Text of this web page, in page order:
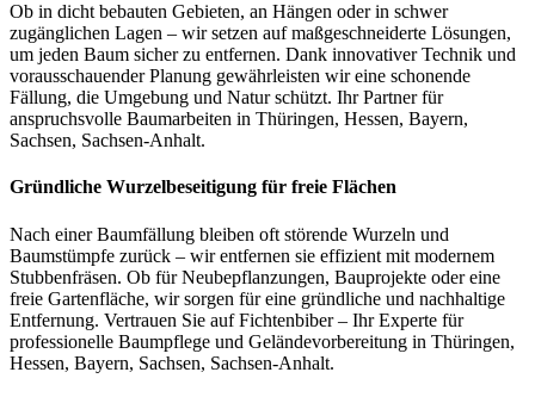
Ob in dicht bebauten Gebieten, an Hängen oder in schwer
zugänglichen Lagen – wir setzen auf maßgeschneiderte Lösungen,
um jeden Baum sicher zu entfernen. Dank innovativer Technik und
vorausschauender Planung gewährleisten wir eine schonende
Fällung, die Umgebung und Natur schützt. Ihr Partner für
anspruchsvolle Baumarbeiten in Thüringen, Hessen, Bayern,
Sachsen, Sachsen-Anhalt.
Gründliche Wurzelbeseitigung für freie Flächen
Nach einer Baumfällung bleiben oft störende Wurzeln und
Baumstümpfe zurück – wir entfernen sie effizient mit modernem
Stubbenfräsen. Ob für Neubepflanzungen, Bauprojekte oder eine
freie Gartenfläche, wir sorgen für eine gründliche und nachhaltige
Entfernung. Vertrauen Sie auf Fichtenbiber – Ihr Experte für
professionelle Baumpflege und Geländevorbereitung in Thüringen,
Hessen, Bayern, Sachsen, Sachsen-Anhalt.